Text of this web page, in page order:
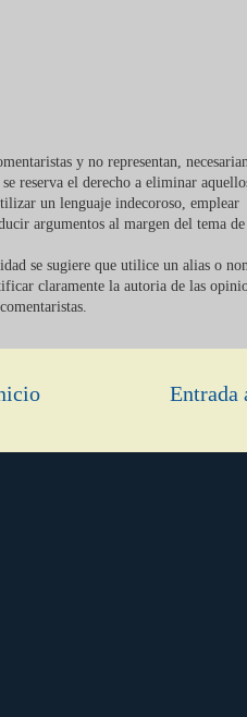
y no representan,
reserva el derecho a eliminar
un lenguaje indecoroso, emplear
argumentos al margen del tema de
se sugiere que utilice un alias o
claramente la autoria de las
Entrada